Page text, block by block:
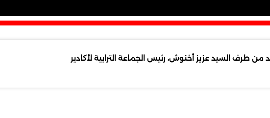
طرف السيد عزيز أخنوش، رئيس الجماعة الترابية لأكادير